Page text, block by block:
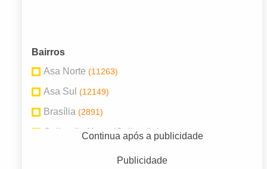
Bairros
Asa Norte (11263)
Asa Sul (12149)
Brasília (2891)
Ceilandia Norte (Ceilandia)(2798)
Continua após a publicidade
Publicidade